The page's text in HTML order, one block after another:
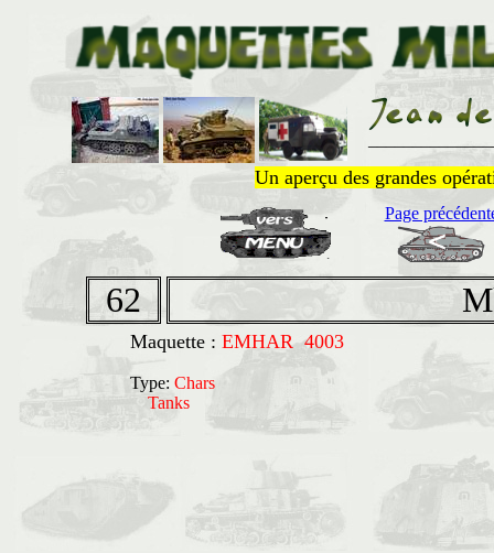
Un aperçu des grandes
Page
62
Maquette : EMHAR 4003
Type: Chars
Tanks